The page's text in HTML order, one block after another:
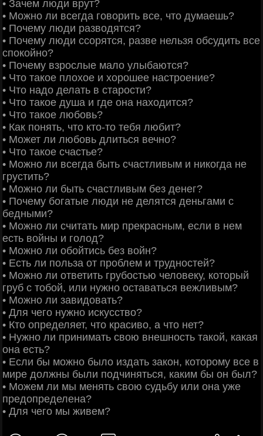
• Зачем люди врут?
• Можно ли всегда говорить все, что думаешь?
• Почему люди разводятся?
• Почему люди ссорятся, разве нельзя обсудить все
спокойно?
• Почему взрослые мало улыбаются?
• Что такое плохое и хорошее настроение?
• Что надо делать в старости?
• Что такое душа и где она находится?
• Что такое любовь?
• Как понять, что кто-то тебя любит?
• Может ли любовь длиться вечно?
• Что такое счастье?
• Можно ли всегда быть счастливым и никогда не
грустить?
• Можно ли быть счастливым без денег?
• Почему богатые люди не делятся деньгами с
бедными?
• Можно ли считать мир прекрасным, если в нем
есть войны и голод?
• Можно ли обойтись без войн?
• Есть ли польза от проблем и трудностей?
• Можно ли ответить грубостью человеку, который
груб с тобой, или нужно оставаться вежливым?
• Можно ли завидовать?
• Для чего нужно искусство?
• Кто определяет, что красиво, а что нет?
• Нужно ли принимать свою внешность такой, какая
она есть?
• Если бы можно было издать закон, которому все в
мире должны были подчиняться, каким бы он был?
• Можем ли мы менять свою судьбу или она уже
предопределена?
• Для чего мы живем?